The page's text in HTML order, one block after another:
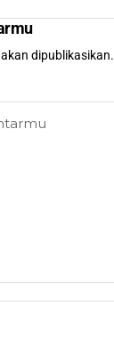
dipublikasikan.